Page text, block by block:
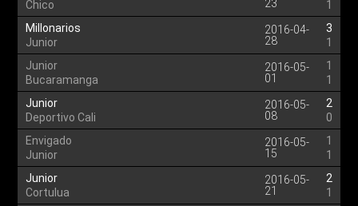
Chico
23
1
Millonarios
Junior
2016-04-
28
3
1
Junior
Bucaramanga
2016-05-
01
1
1
Junior
Deportivo Cali
2016-05-
08
2
0
Envigado
Junior
2016-05-
15
1
1
Junior
Cortulua
2016-05-
21
2
1